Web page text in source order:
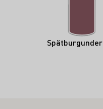
Spätburgunder